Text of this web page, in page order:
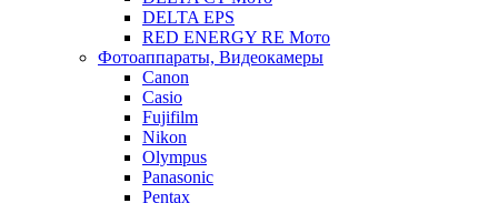
DELTA EPS
RED ENERGY RE Мото
Фотоаппараты, Видеокамеры
Canon
Casio
Fujifilm
Nikon
Olympus
Panasonic
Pentax